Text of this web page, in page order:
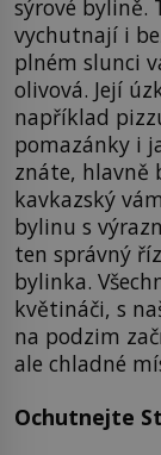
sýrové bylině.
vychutnají i
plném slunci
olivová. Její
například
pomazánky i
znáte, hlavně
kavkazský
bylinu s
ten správný
bylinka.
květináči, s
na podzim
ale chladné
Ochutnejte